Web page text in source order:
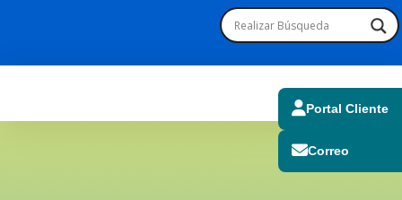
Portal Cliente
Correo